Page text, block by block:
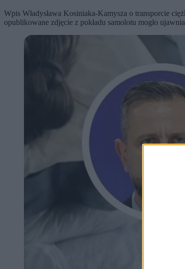
Wpis Władysława Kosiniaka-Kamysza o transporcie
opublikowane zdjęcie z pokładu samolotu mogło